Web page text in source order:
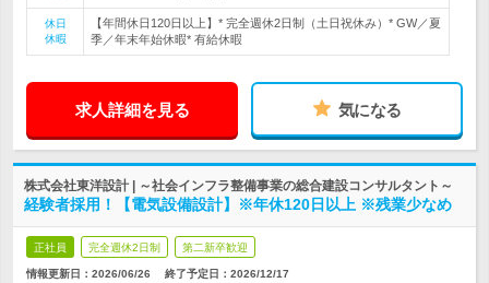
休日
休暇
【年間休日120日以上】* 完全週休2日制（土日祝休み）* GW／夏
季／年末年始休暇* 有給休暇
求人詳細を見る 気になる
株式会社東洋設計 | ～社会インフラ整備事業の総合建設コンサルタント～
経験者採用！【電気設備設計】※年休120日以上 ※残業少なめ
正社員 完全週休2日制 第二新卒歓迎
情報更新日：2026/06/26 終了予定日： 2026/12/17